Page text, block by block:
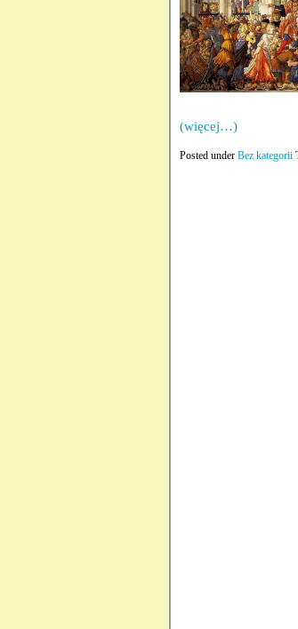
(więcej…)
Posted under Bez kategorii